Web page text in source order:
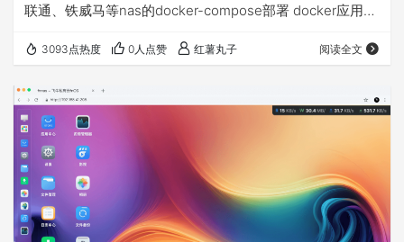
联通、铁威马等nas的docker-compose部署 docker应用
docker拉取不了 配置使用镜像源 不定期更新的docker镜像
异地访问的4种方案，哪个适合我 飞牛nas的4种远程访问
方…
3093点热度 0人点赞 红薯丸子 阅读全文